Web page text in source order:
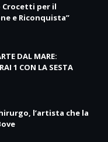
Crocetti per il
e Riconquista”
DAL MARE:
1 CON LA SESTA
l’artista che la